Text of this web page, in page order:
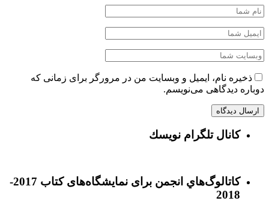
ذخیره نام، ایمیل و وبسایت من در مرورگر برای زمانی که
دوباره دیدگاهی می‌نویسم.
كانال تلگرام نويسك
كاتالوگ‌هاي انجمن برای نمايشگاه‌های كتاب 2017-
2018